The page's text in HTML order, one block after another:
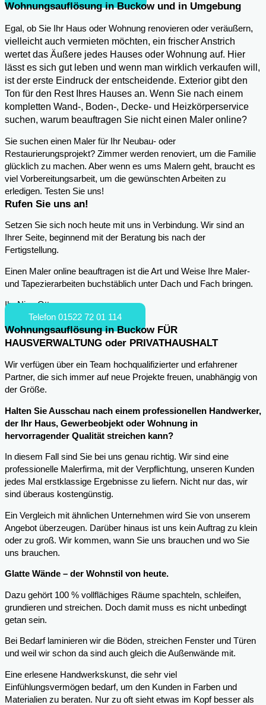
Wohnungsauflösung in Buckow und in Umgebung
Egal, ob Sie Ihr Haus oder Wohnung renovieren oder veräußern,
vielleicht auch vermieten möchten, ein frischer Anstrich
wertet das Äußere jedes Hauses oder Wohnung auf. Hier
lässt es sich gut leben und wenn man wirklich verkaufen will,
ist der erste Eindruck der entscheidende. Exterior gibt den
Ton für den Rest Ihres Hauses an. Wenn Sie nach einem
kompletten Wand-, Boden-, Decke- und Heizkörperservice
suchen, warum beauftragen Sie nicht einen Maler online?
Sie suchen einen Maler für Ihr Neubau- oder
Restaurierungsprojekt? Zimmer werden renoviert, um die Familie
glücklich zu machen. Aber wenn es ums Malern geht, braucht es
viel Vorbereitungsarbeit, um die gewünschten Arbeiten zu
erledigen. Testen Sie uns!
Rufen Sie uns an!
Setzen Sie sich noch heute mit uns in Verbindung. Wir sind an
Ihrer Seite, beginnend mit der Beratung bis nach der
Fertigstellung.
Einen Maler online beauftragen ist die Art und Weise Ihre Maler-
und Tapezierarbeiten buchstäblich unter Dach und Fach bringen.
Ihr Nico Otto
Telefon 01522 72 01 114
Wohnungsauflösung in Buckow FÜR
HAUSVERWALTUNG oder PRIVATHAUSHALT
Wir verfügen über ein Team hochqualifizierter und erfahrener
Partner, die sich immer auf neue Projekte freuen, unabhängig von
der Größe.
Halten Sie Ausschau nach einem professionellen Handwerker,
der Ihr Haus, Gewerbeobjekt oder Wohnung in
hervorragender Qualität streichen kann?
In diesem Fall sind Sie bei uns genau richtig. Wir sind eine
professionelle Malerfirma, mit der Verpflichtung, unseren Kunden
jedes Mal erstklassige Ergebnisse zu liefern. Nicht nur das, wir
sind überaus kostengünstig.
Ein Vergleich mit ähnlichen Unternehmen wird Sie von unserem
Angebot überzeugen. Darüber hinaus ist uns kein Auftrag zu klein
oder zu groß. Wir kommen, wann Sie uns brauchen und wo Sie
uns brauchen.
Glatte Wände – der Wohnstil von heute.
Dazu gehört 100 % vollflächiges Räume spachteln, schleifen,
grundieren und streichen. Doch damit muss es nicht unbedingt
getan sein.
Bei Bedarf laminieren wir die Böden, streichen Fenster und Türen
und weil wir schon da sind auch gleich die Außenwände mit.
Eine erlesene Handwerkskunst, die sehr viel
Einfühlungsvermögen bedarf, um den Kunden in Farben und
Materialien zu beraten. Nur zu oft sieht etwas im Kopf besser als